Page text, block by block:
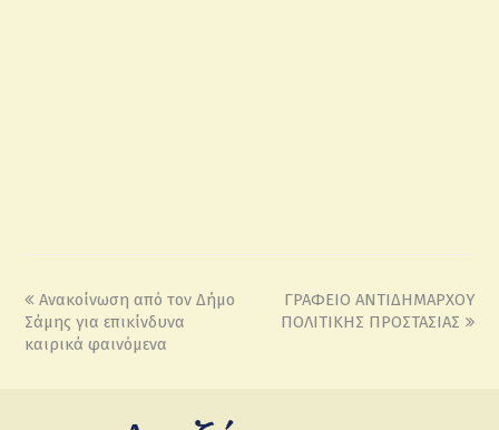
Ανακοίνωση από τον Δήμο
Σάμης για επικίνδυνα
καιρικά φαινόμενα
ΓΡΑΦΕΙΟ ΑΝΤΙΔΗΜΑΡΧΟΥ
ΠΟΛΙΤΙΚΗΣ ΠΡΟΣΤΑΣΙΑΣ